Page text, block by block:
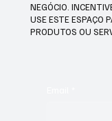
NEGÓCIO.
USE ESTE ESPAÇO
PRODUTOS OU